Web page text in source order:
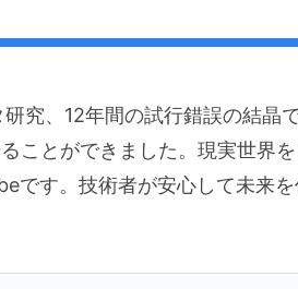
究、12年間の試行錯誤の結晶
ことができました。現実世界
です。技術者が安心して未来